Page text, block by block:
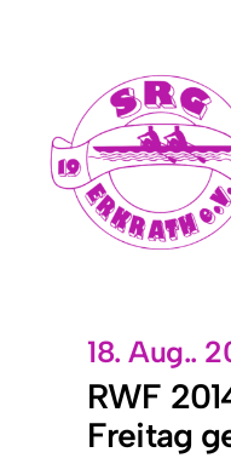
18. Aug..
RWF
Freitag